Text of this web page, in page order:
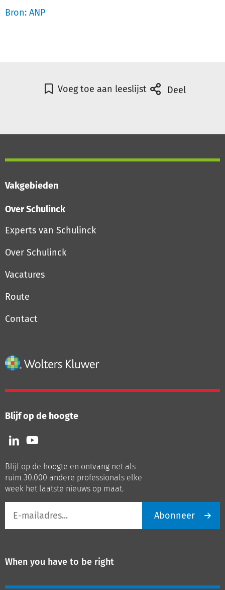
Bron: ANP
Voeg toe aan leeslijst Deel
Vakgebieden
Over Schulinck
Experts van Schulinck
Over Schulinck
Vacatures
Route
Contact
Blijf op de hoogte
Volg
ons
LinkedIn
Volg
ons
Youtube
Blijf op de hoogte en ontvang net als
ruim 30.000 andere professionals elke
week het laatste nieuws op maat.
mailadres
Abonneer
When you have to be right